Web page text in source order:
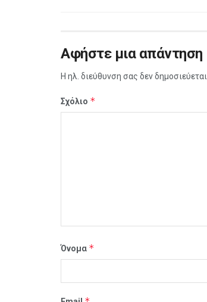
Αφήστε μια απάντηση
Η ηλ. διεύθυνση σας δεν δημοσιεύεται.
Σχόλιο *
Όνομα *